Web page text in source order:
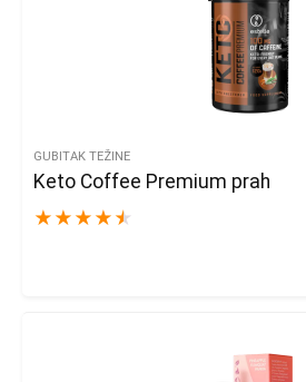
GUBITAK TEŽINE
Keto Coffee Premium prah
★ ★ ★ ★ ★